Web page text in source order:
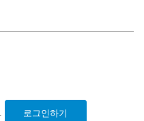
로그인하기